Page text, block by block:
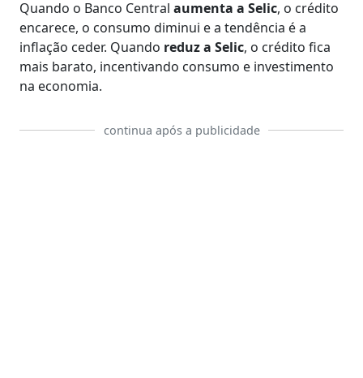
Quando o Banco Central aumenta a Selic, o crédito
encarece, o consumo diminui e a tendência é a
inflação ceder. Quando reduz a Selic, o crédito fica
mais barato, incentivando consumo e investimento
na economia.
continua após a publicidade